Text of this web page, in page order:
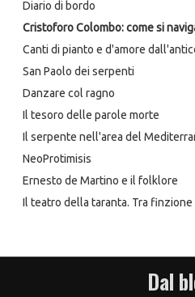
Diario di bordo
Cristoforo Colombo: come si
Canti di pianto e d'amore
San Paolo dei serpenti
Danzare col ragno
Il tesoro delle parole morte
Il serpente nell'area del
NeoProtimisis
Ernesto de Martino e il folklore
Il teatro della taranta. Tra
Dal